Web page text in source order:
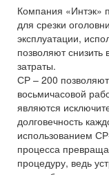
Компания «Интэк»
для срезки
эксплуатации,
позволяют
затраты.
СР – 200
восьмичасовой
являются
долговечность
использованием
процесса
процедуру, ведь